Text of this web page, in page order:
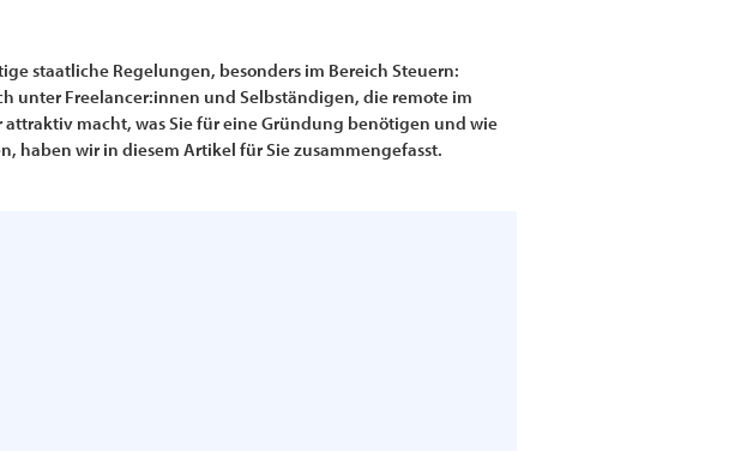
staatliche Regelungen, besonders im Bereich Steuern:
unter Freelancer:innen und Selbständigen, die remote im
attraktiv macht, was Sie für eine Gründung benötigen und wie
haben wir in diesem Artikel für Sie zusammengefasst.